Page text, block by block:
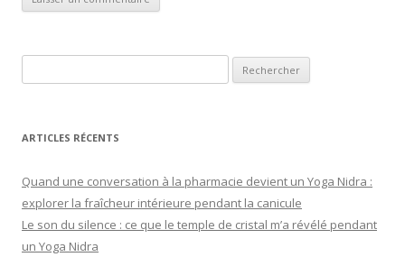
ARTICLES RÉCENTS
Quand une conversation à la pharmacie devient un Yoga Nidra :
explorer la fraîcheur intérieure pendant la canicule
Le son du silence : ce que le temple de cristal m’a révélé pendant
un Yoga Nidra